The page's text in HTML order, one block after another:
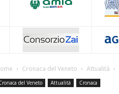
Cronaca del Veneto Attualità
del Veneto Attualità Cronaca